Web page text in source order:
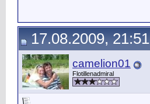
17.08.2009, 21:51
camelion01
Flotillenadmiral